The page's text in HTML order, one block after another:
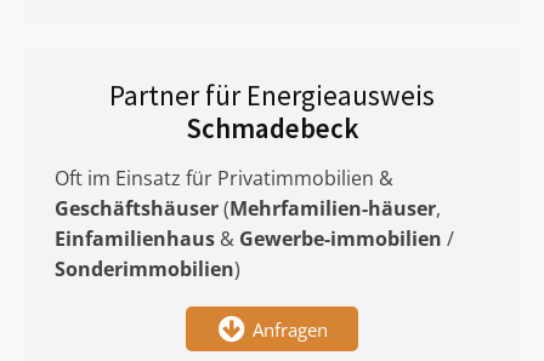
Partner für Energieausweis
Schmadebeck
Oft im Einsatz für Privatimmobilien &
Geschäftshäuser(Mehrfamilien-häuser,
Einfamilienhaus & Gewerbe-immobilien /
Sonderimmobilien)
Anfragen